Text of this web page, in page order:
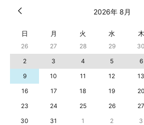
2026年 8月
日 月 火 水 木
26 27 28 29 30
2
3 4 5 6
9
10 11 12 13
16
17 18 19 20
23
24 25 26 27
30
31 1 2 3